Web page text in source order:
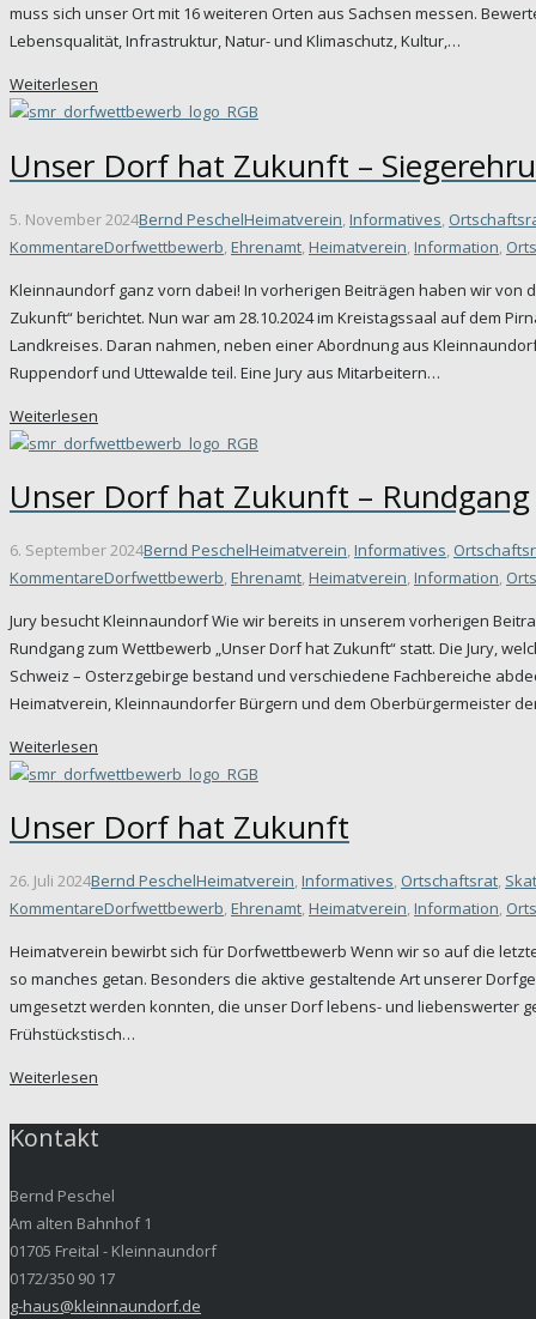
muss sich unser Ort mit 16 weiteren Orten aus Sachsen messen.
Lebensqualität, Infrastruktur, Natur- und Klimaschutz, Kultur,…
Weiterlesen
Unser Dorf hat Zukunft –
5. November 2024Bernd PeschelHeimatverein, Informatives,
KommentareDorfwettbewerb, Ehrenamt, Heimatverein, Information,
Kleinnaundorf ganz vorn dabei! In vorherigen Beiträgen haben wir von
Zukunft“ berichtet. Nun war am 28.10.2024 im Kreistagssaal auf dem
Landkreises. Daran nahmen, neben einer Abordnung aus
Ruppendorf und Uttewalde teil. Eine Jury aus Mitarbeitern…
Weiterlesen
Unser Dorf hat Zukunft – Rundgang
6. September 2024Bernd PeschelHeimatverein, Informatives,
KommentareDorfwettbewerb, Ehrenamt, Heimatverein, Information,
Jury besucht Kleinnaundorf Wie wir bereits in unserem vorherigen
Rundgang zum Wettbewerb „Unser Dorf hat Zukunft“ statt. Die Jury,
Schweiz – Osterzgebirge bestand und verschiedene Fachbereiche
Heimatverein, Kleinnaundorfer Bürgern und dem Oberbürgermeister
Weiterlesen
Unser Dorf hat Zukunft
26. Juli 2024Bernd PeschelHeimatverein, Informatives, Ortschaftsrat,
KommentareDorfwettbewerb, Ehrenamt, Heimatverein, Information,
Heimatverein bewirbt sich für Dorfwettbewerb Wenn wir so auf die
so manches getan. Besonders die aktive gestaltende Art unserer
umgesetzt werden konnten, die unser Dorf lebens- und liebenswerter
Frühstückstisch…
Weiterlesen
Kontakt
Bernd Peschel
Am alten Bahnhof 1
01705 Freital - Kleinnaundorf
0172/350 90 17
g-haus@kleinnaundorf.de